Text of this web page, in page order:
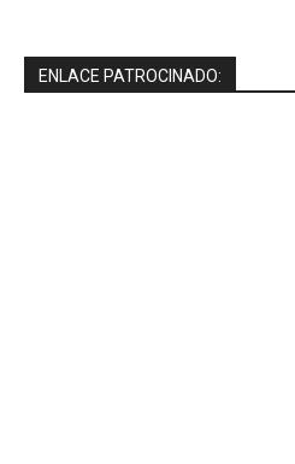
ENLACE PATROCINADO: